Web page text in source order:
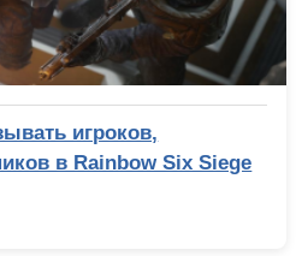
игроков,
в Rainbow Six Siege